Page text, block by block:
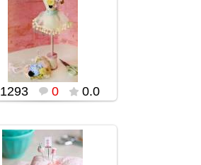
02.02.2016
popularsge
1293 0 0.0